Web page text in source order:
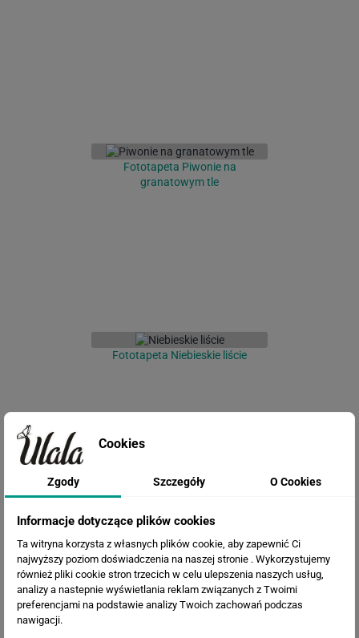
Fototapeta Piwonie na
granatowym tle
Fototapeta Niebieskie liście
Fototapeta Malowane liście
Cookies
Zgody Szczegóły O Cookies
Informacje dotyczące plików cookies
Ta witryna korzysta z własnych plików cookie, aby zapewnić Ci
najwyższy poziom doświadczenia na naszej stronie . Wykorzystujemy
również pliki cookie stron trzecich w celu ulepszenia naszych usług,
analizy a nastepnie wyświetlania reklam związanych z Twoimi
preferencjami na podstawie analizy Twoich zachowań podczas
nawigacji.